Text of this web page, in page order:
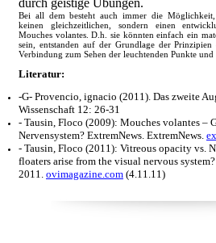
durch geistige Übungen.
Bei all dem besteht auch immer die
keinen gleichzeitlichen, sondern einen
Mouches volantes. D.h. sie könnten einfach ein
sein, entstanden auf der Grundlage der
Verbindung zum Sehen der leuchtenden Punkte und
Literatur:
-G- Provencio, ignacio (2011). Das zweite
Wissenschaft 12: 26-31
- Tausin, Floco (2009): Mouches volantes –
Nervensystem? ExtremNews. ExtremNews.
- Tausin, Floco (2011): Vitreous opacity vs.
floaters arise from the visual nervous
2011. ovimagazine.com (4.11.11)